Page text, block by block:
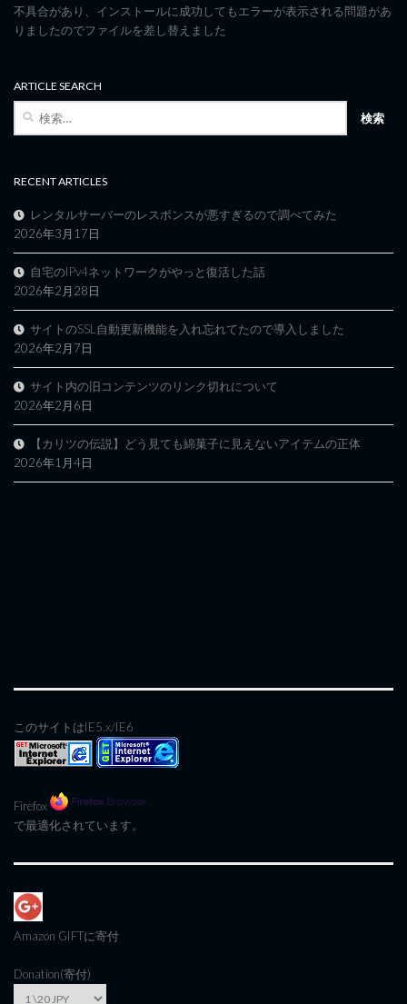
不具合があり、インストールに成功してもエラーが表示される問題があ
りましたのでファイルを差し替えました
ARTICLE SEARCH
RECENT ARTICLES
レンタルサーバーのレスポンスが悪すぎるので調べてみた
2026年3月17日
自宅のIPv4ネットワークがやっと復活した話
2026年2月28日
サイトのSSL自動更新機能を入れ忘れてたので導入しました
2026年2月7日
サイト内の旧コンテンツのリンク切れについて
2026年2月6日
【カリツの伝説】どう見ても綿菓子に見えないアイテムの正体
2026年1月4日
このサイトはIE5.x/IE6
Firefox
で最適化されています。
Amazon GIFTに寄付
Donation(寄付)